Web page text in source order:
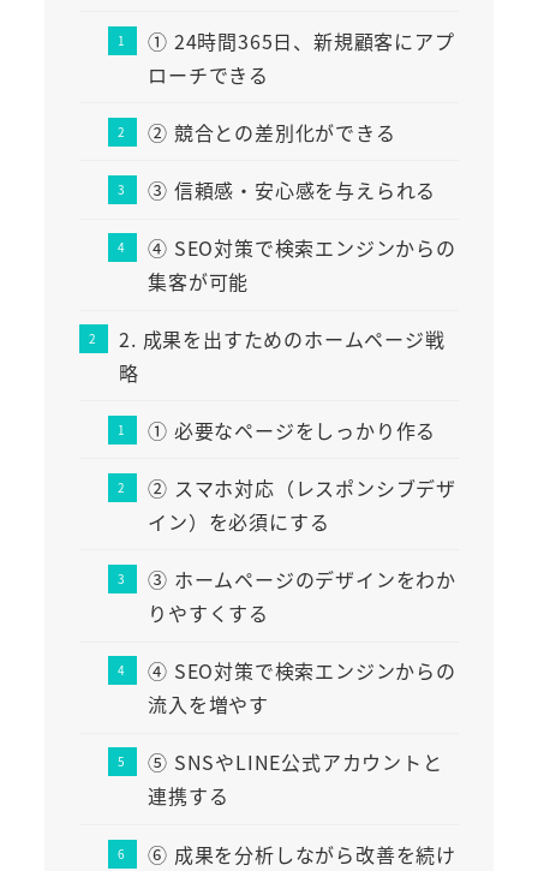
① 24時間365日、新規顧客にアプ
ローチできる
② 競合との差別化ができる
③ 信頼感・安心感を与えられる
④ SEO対策で検索エンジンからの
集客が可能
2. 成果を出すためのホームページ戦
略
① 必要なページをしっかり作る
② スマホ対応（レスポンシブデザ
イン）を必須にする
③ ホームページのデザインをわか
りやすくする
④ SEO対策で検索エンジンからの
流入を増やす
⑤ SNSやLINE公式アカウントと
連携する
⑥ 成果を分析しながら改善を続け